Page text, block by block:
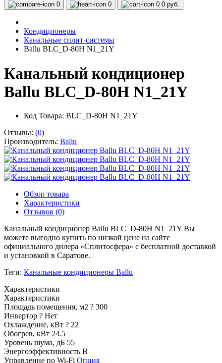
0 0 0 0 руб.
Кондиционеры
Канальные сплит-системы
Ballu BLC_D-80H N1_21Y
Канальный кондиционер
Ballu BLC_D-80H N1_21Y
Код Товара: BLC_D-80H N1_21Y
Отзывы: (0)
Производитель: Ballu
Обзор товара
Характеристики
Отзывов (0)
Канальный кондиционер Ballu BLC_D-80H N1_21Y Вы
можете выгодно купить по низкой цене на сайте
официального дилера «Сплитосфера» с бесплатной доставкой
и установкой в Саратове.
Теги: Канальные кондиционеры Ballu
Характеристики
Характеристики
Площадь помещения, м2 ? 300
Инвертор ? Нет
Охлаждение, кВт ? 22
Обогрев, кВт 24.5
Уровень шума, дБ 55
Энергоэффективность B
Управление по Wi-Fi Опция